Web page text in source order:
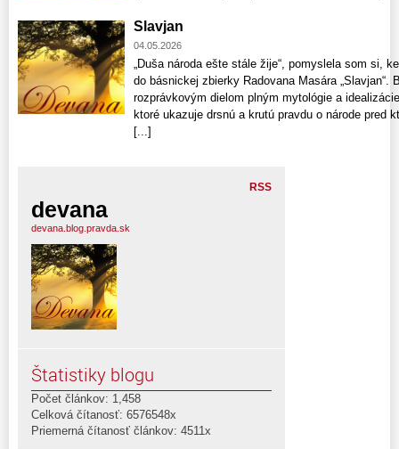
Slavjan
04.05.2026
„Duša národa ešte stále žije“, pomyslela som si,
do básnickej zbierky Radovana Masára „Slavjan“.
rozprávkovým dielom plným mytológie a
ktoré ukazuje drsnú a krutú pravdu o národe pred
[...]
RSS
devana
devana.blog.pravda.sk
Štatistiky blogu
Počet článkov: 1,458
Celková čítanosť: 6576548x
Priemerná čítanosť článkov: 4511x